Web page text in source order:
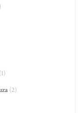
(1)
(2)